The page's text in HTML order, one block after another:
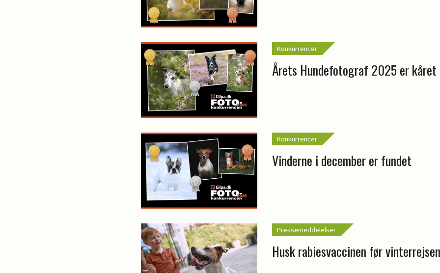
Konkurrencer
Årets Hundefotograf 2025 er kåret
Konkurrencer
Vinderne i december er fundet
Pressemeddelelser
Husk rabiesvaccinen før vinterrejsen